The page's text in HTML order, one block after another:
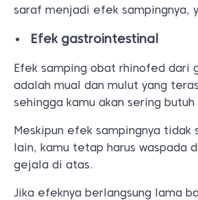
saraf menjadi efek sampingnya,
Efek gastrointestinal
Efek samping obat rhinofed dari
adalah mual dan mulut yang
sehingga kamu akan sering butuh
Meskipun efek sampingnya tidak
lain, kamu tetap harus waspada
gejala di atas.
Jika efeknya berlangsung lama